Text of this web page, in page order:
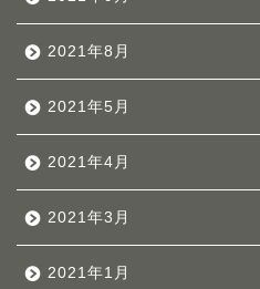
2021年8月
2021年5月
2021年4月
2021年3月
2021年1月